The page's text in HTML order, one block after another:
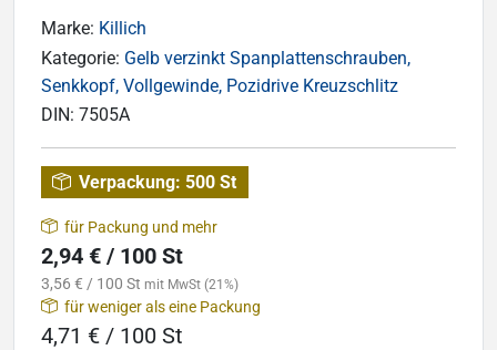
Marke: Killich
Kategorie: Gelb verzinkt Spanplattenschrauben,
Senkkopf, Vollgewinde, Pozidrive Kreuzschlitz
DIN: 7505A
Verpackung: 500 St
für Packung und mehr
2,94 € / 100 St
3,56 € / 100 St mit MwSt (21%)
für weniger als eine Packung
4,71 € / 100 St